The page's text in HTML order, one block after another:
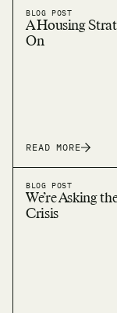
BLOG POST
A Housing
On
READ MORE
BLOG POST
We’re Asking
Crisis